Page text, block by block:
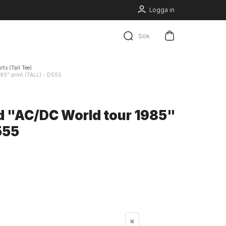
Logga in
Sök
(Tall Tee)
print (TALL) - D555
"AC/DC World tour 1985"